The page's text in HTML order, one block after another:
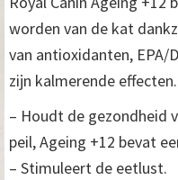
worden van de kat
van antioxidanten, EPA/
zijn kalmerende effecten.
– Houdt de gezondheid
peil, Ageing +12 bevat
– Stimuleert de eetlust.